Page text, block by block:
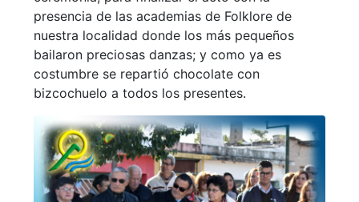
presencia de las academias de Folklore de
nuestra localidad donde los más pequeños
bailaron preciosas danzas; y como ya es
costumbre se repartió chocolate con
bizcochuelo a todos los presentes.